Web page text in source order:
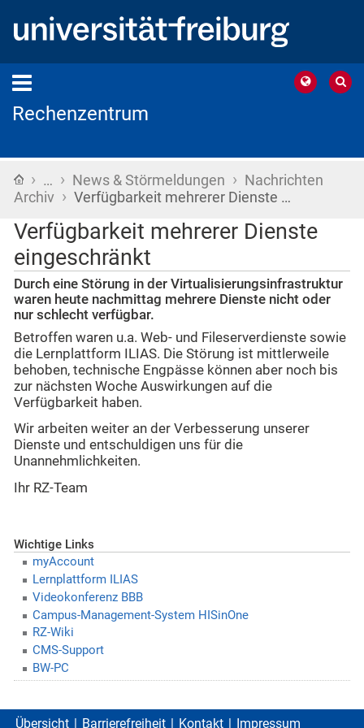
Rechenzentrum
Startseite
› … › News & Störmeldungen › Nachrichten
Archiv › Verfügbarkeit mehrerer Dienste …
Verfügbarkeit mehrerer Dienste
eingeschränkt
Durch eine Störung in der Virtualisierungsinfrastruktur
waren heute nachmittag mehrere Dienste nicht oder
nur schlecht verfügbar.
Betroffen waren u.a. Web- und Fileserverdienste sowie
die Lernplattform ILIAS. Die Störung ist mittlerweile
behoben, technische Engpässe können aber noch bis
zur nächsten Woche Auswirkungen auf die
Verfügbarkeit haben.
Wir arbeiten weiter an der Verbesserung unserer
Dienste und entschuldigen uns für die
Unannehmlichkeiten.
Ihr RZ-Team
Wichtige Links
myAccount
Lernplattform ILIAS
Videokonferenz BBB
Campus-Management-System HISinOne
RZ-Wiki
CMS-Support
BW-PC
Übersicht Barrierefreiheit Kontakt Impressum